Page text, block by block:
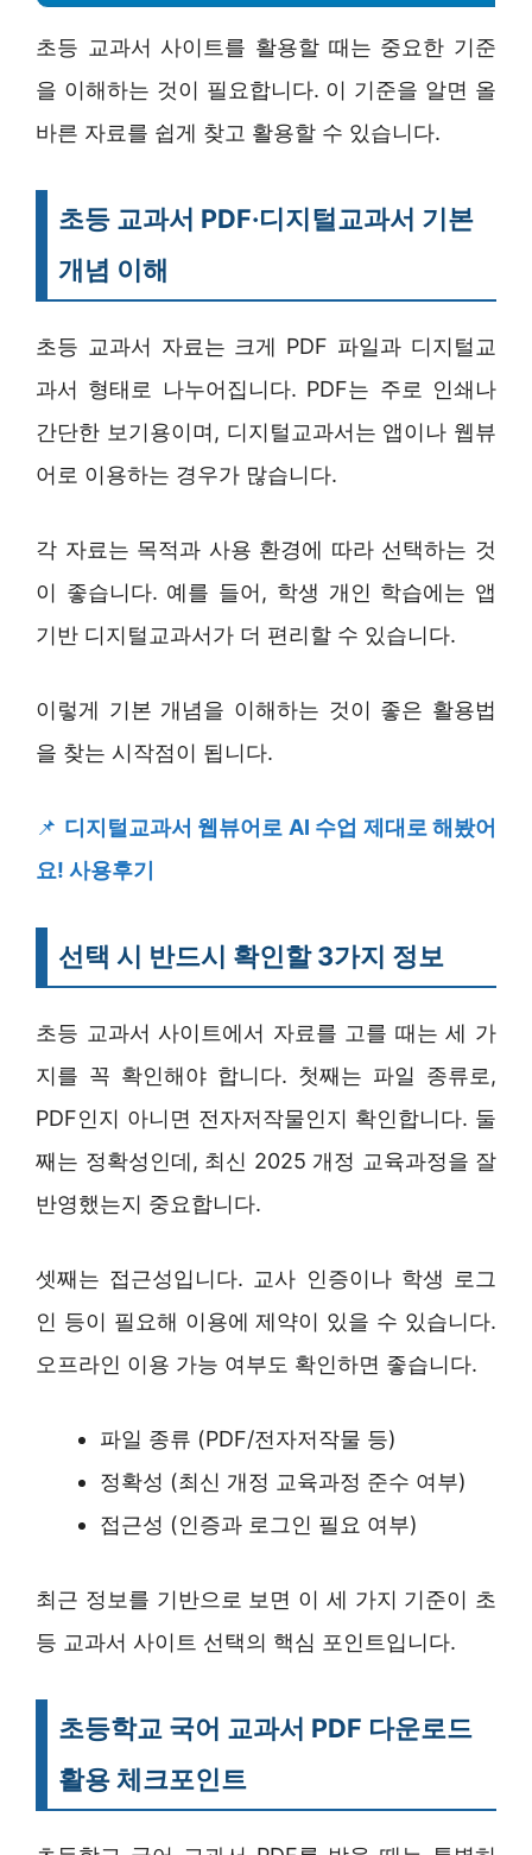
초등 교과서 사이트를 활용할 때는 중요한 기준
을 이해하는 것이 필요합니다. 이 기준을 알면 올
바른 자료를 쉽게 찾고 활용할 수 있습니다.
초등 교과서 PDF·디지털교과서 기본
개념 이해
초등 교과서 자료는 크게 PDF 파일과 디지털교
과서 형태로 나누어집니다. PDF는 주로 인쇄나
간단한 보기용이며, 디지털교과서는 앱이나 웹뷰
어로 이용하는 경우가 많습니다.
각 자료는 목적과 사용 환경에 따라 선택하는 것
이 좋습니다. 예를 들어, 학생 개인 학습에는 앱
기반 디지털교과서가 더 편리할 수 있습니다.
이렇게 기본 개념을 이해하는 것이 좋은 활용법
을 찾는 시작점이 됩니다.
📌 디지털교과서 웹뷰어로 AI 수업 제대로 해봤어
요! 사용후기
선택 시 반드시 확인할 3가지 정보
초등 교과서 사이트에서 자료를 고를 때는 세 가
지를 꼭 확인해야 합니다. 첫째는 파일 종류로,
PDF인지 아니면 전자저작물인지 확인합니다. 둘
째는 정확성인데, 최신 2025 개정 교육과정을 잘
반영했는지 중요합니다.
셋째는 접근성입니다. 교사 인증이나 학생 로그
인 등이 필요해 이용에 제약이 있을 수 있습니다.
오프라인 이용 가능 여부도 확인하면 좋습니다.
파일 종류 (PDF/전자저작물 등)
정확성 (최신 개정 교육과정 준수 여부)
접근성 (인증과 로그인 필요 여부)
최근 정보를 기반으로 보면 이 세 가지 기준이 초
등 교과서 사이트 선택의 핵심 포인트입니다.
초등학교 국어 교과서 PDF 다운로드
활용 체크포인트